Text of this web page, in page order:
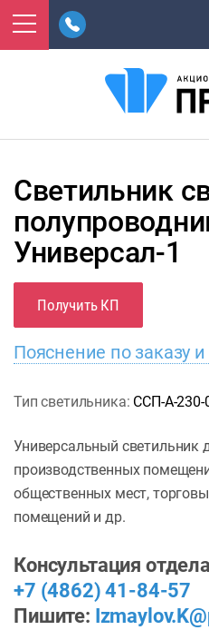
Светильник
Универсал-1
Получить КП
Пояснение по заказу
Тип светильника: ССП-А-230-
Универсальный светильник
производственных
общественных мест,
помещений и др.
Консультация
+7 (4862) 41-84-57
Пишите: